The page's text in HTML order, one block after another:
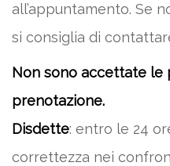
all’appuntamento. Se
si consiglia di
Non sono accettate le
prenotazione.
Disdette: entro le 24
correttezza nei